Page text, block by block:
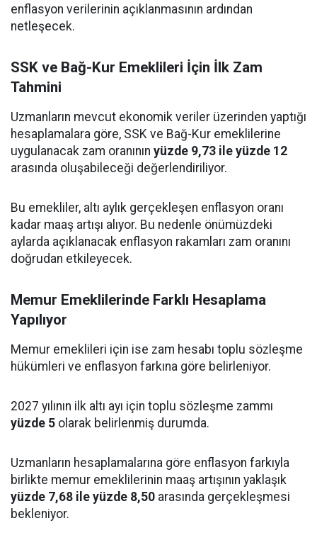
enflasyon verilerinin açıklanmasının ardından
netleşecek.
SSK ve Bağ-Kur Emeklileri İçin İlk Zam
Tahmini
Uzmanların mevcut ekonomik veriler üzerinden yaptığı
hesaplamalara göre, SSK ve Bağ-Kur emeklilerine
uygulanacak zam oranının yüzde 9,73 ile yüzde 12
arasında oluşabileceği değerlendiriliyor.
Bu emekliler, altı aylık gerçekleşen enflasyon oranı
kadar maaş artışı alıyor. Bu nedenle önümüzdeki
aylarda açıklanacak enflasyon rakamları zam oranını
doğrudan etkileyecek.
Memur Emeklilerinde Farklı Hesaplama
Yapılıyor
Memur emeklileri için ise zam hesabı toplu sözleşme
hükümleri ve enflasyon farkına göre belirleniyor.
2027 yılının ilk altı ayı için toplu sözleşme zammı
yüzde 5 olarak belirlenmiş durumda.
Uzmanların hesaplamalarına göre enflasyon farkıyla
birlikte memur emeklilerinin maaş artışının yaklaşık
yüzde 7,68 ile yüzde 8,50 arasında gerçekleşmesi
bekleniyor.